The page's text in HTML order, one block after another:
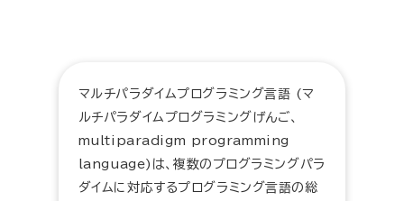
マルチパラダイムプログラミング言語 (マ
ルチパラダイムプログラミングげんご、
multiparadigm programming
language)は、複数のプログラミングパラ
ダイムに対応するプログラミング言語の総